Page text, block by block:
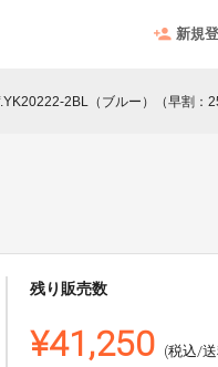
新規
2BL（ブルー）（早割：
残り販売数
¥41,250 (税込/